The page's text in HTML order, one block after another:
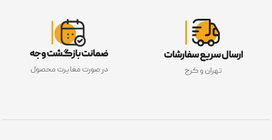
ارسال سریع سفارشات
تهران و کرج
ضمانت بازگشت وجه
در صورت مغایرت محصول